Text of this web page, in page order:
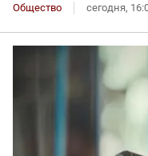
Общество сегодня,